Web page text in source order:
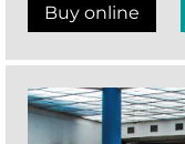
Buy online